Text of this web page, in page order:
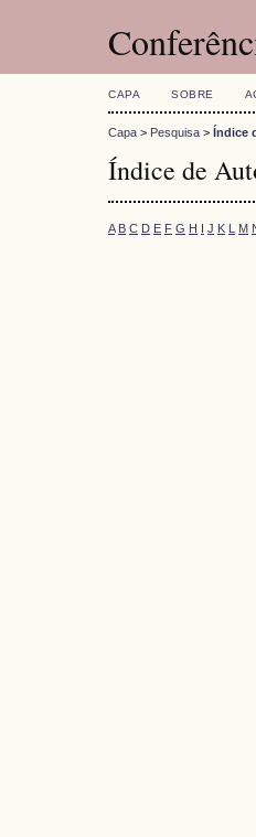
CAPA SOBRE
Capa > Pesquisa > Índice
Índice de
A B C D E F G H I J K L M